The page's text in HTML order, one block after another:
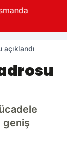
Konya'nın
geniş
GEÇ